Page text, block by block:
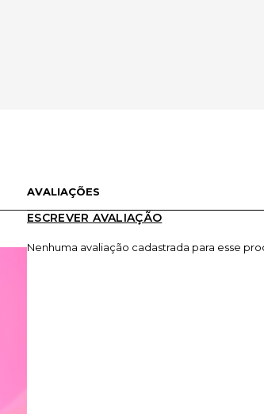
AVALIAÇÕES
ESCREVER AVALIAÇÃO
Nenhuma avaliação cadastrada para esse